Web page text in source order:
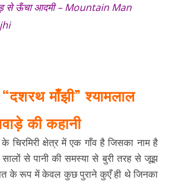
से ऊँचा आदमी – Mountain Man
माँझी” श्यामलाल
की कहानी
चिरमिरी क्षेत्र में एक गाँव है जिसका नाम है
से पानी की समस्या से बुरी तरह से जूझ
के रूप में केवल कुछ पुराने कुएँ ही थे जिनका